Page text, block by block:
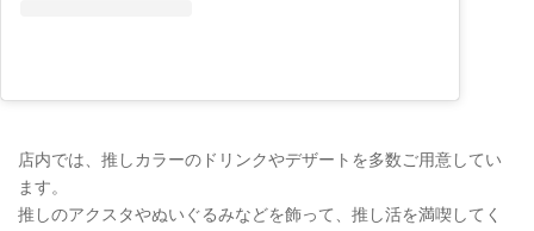
店内では、推しカラーのドリンクやデザートを多数ご用意してい
ます。
推しのアクスタやぬいぐるみなどを飾って、推し活を満喫してく